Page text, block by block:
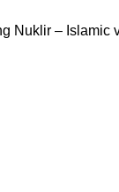
Nuklir – Islamic